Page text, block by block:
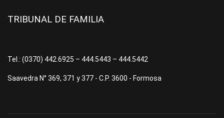
TRIBUNAL DE FAMILIA
Tel.: (0370) 442.6925 – 444.5443 – 444.5442
Saavedra N° 369, 371 y 377 - C.P. 3600 - Formosa